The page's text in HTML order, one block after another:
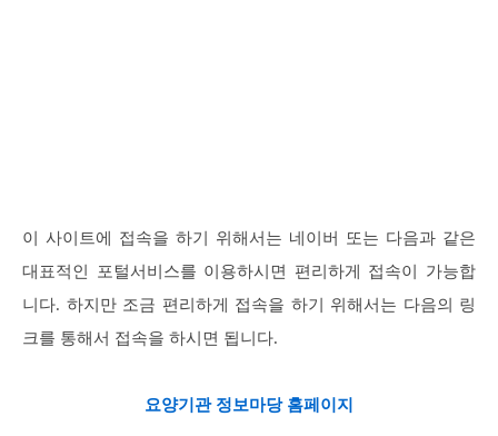
이 사이트에 접속을 하기 위해서는 네이버 또는 다음과 같은
대표적인 포털서비스를 이용하시면 편리하게 접속이 가능합
니다. 하지만 조금 편리하게 접속을 하기 위해서는 다음의 링
크를 통해서 접속을 하시면 됩니다.
요양기관 정보마당 홈페이지